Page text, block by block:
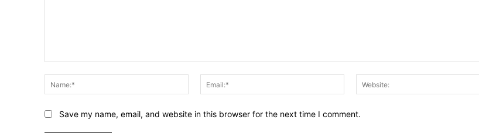
Name:*
Email:*
Save my name, email, and website in this browser for the next time I comment.